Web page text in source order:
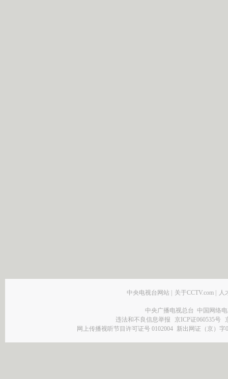
中央电视台网站 关于CCTV.com 人
中央广播电视总台 中国网络
违法和不良信息举报
京ICP证060535号
网上传播视听节目许可证号 0102004 新出网证（京）